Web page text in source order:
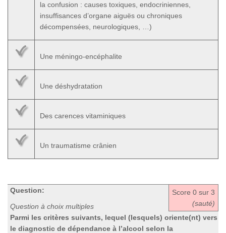
la confusion : causes toxiques, endocriniennes,
insuffisances d’organe aiguës ou chroniques
décompensées, neurologiques, …)
Une méningo-encéphalite
Une déshydratation
Des carences vitaminiques
Un traumatisme crânien
Score 0 sur 3
(sauté)
Question:
Question à choix multiples
Parmi les critères suivants, lequel (lesquels) oriente(nt) vers
le diagnostic de dépendance à l’alcool selon la